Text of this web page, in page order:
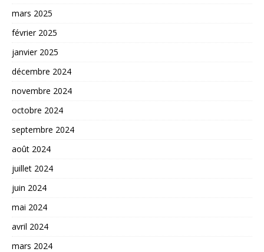
mars 2025
février 2025
janvier 2025
décembre 2024
novembre 2024
octobre 2024
septembre 2024
août 2024
juillet 2024
juin 2024
mai 2024
avril 2024
mars 2024